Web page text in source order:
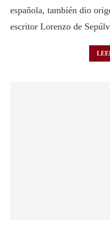
española, también dio
escritor Lorenzo de